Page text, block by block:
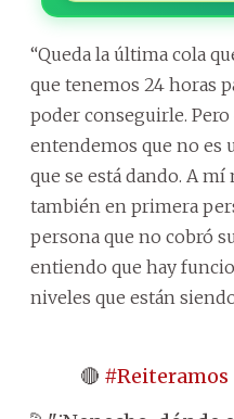
“Queda la última cola
que tenemos 24 horas
poder conseguirle.
entendemos que no es
que se está dando. A
también en primera
persona que no cobró
entiendo que hay
niveles que están
🔴 #Reiteramos